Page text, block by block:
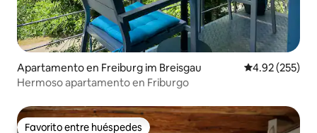
Apartamento en Freiburg im Breisgau Calificación
4.92 (255)
Hermoso apartamento en Friburgo
Favorito entre huéspedes